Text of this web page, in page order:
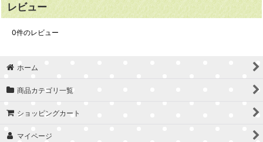
レビュー
0件のレビュー
ホーム
商品カテゴリ一覧
ショッピングカート
マイページ